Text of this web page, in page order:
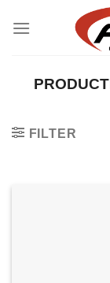
naar
FILTER